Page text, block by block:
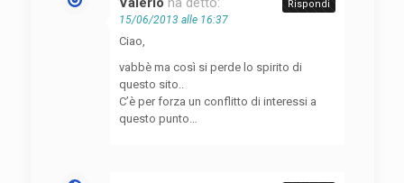
15/06/2013 alle 16:37
Ciao,
vabbè ma così si perde lo spirito di
questo sito..
C’è per forza un conflitto di interessi a
questo punto…
Rispondi